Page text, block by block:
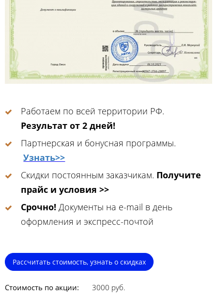
Работаем по всей территории РФ.
Результат от 2 дней!
Партнерская и бонусная программы.
Узнать>>
Скидки постоянным заказчикам. Получите
прайс и условия >>
Срочно! Документы на e-mail в день
оформления и экспресс-почтой
Рассчитать стоимость, узнать о скидках
Стоимость по акции:
3000 руб.